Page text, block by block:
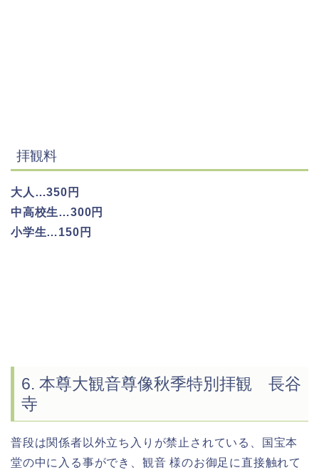
拝観料
大人…350円
中高校生…300円
小学生…150円
6. 本尊大観音尊像秋季特別拝観 長谷
寺
普段は関係者以外立ち入りが禁止されている、国宝本
堂の中に入る事ができ、観音 様のお御足に直接触れて